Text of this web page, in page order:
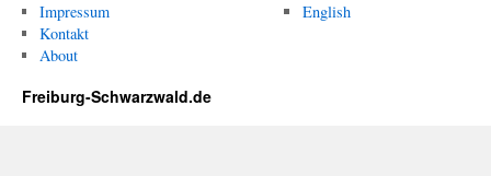
Impressum
Kontakt
About
English
Freiburg-Schwarzwald.de